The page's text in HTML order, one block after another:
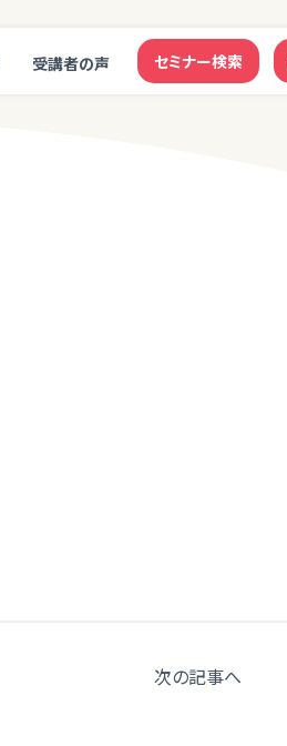
受講者の声 セミナー検索
次の記事へ